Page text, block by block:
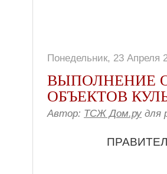
Понедельник, 23 Апреля
ВЫПОЛНЕНИЕ
ОБЪЕКТОВ
Автор: ТСЖ Дом.ру для